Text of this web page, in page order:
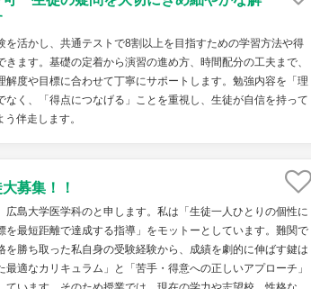
を活かし、共通テストで8割以上を目指すための学習方法や得
きます。基礎の定着から演習の進め方、時間配分の工夫まで、
解度や目標に合わせて丁寧にサポートします。勉強内容を「理
なく、「得点につなげる」ことを重視し、生徒が自信を持って
伴走します。
募集！！
広島大学医学科のと申します。私は「生徒一人ひとりの個性に
を最短距離で達成する指導」をモットーとしています。難関で
を勝ち取った私自身の受験経験から、成績を劇的に伸ばす鍵は
最適なカリキュラム」と「苦手・得意への正しいアプローチ」